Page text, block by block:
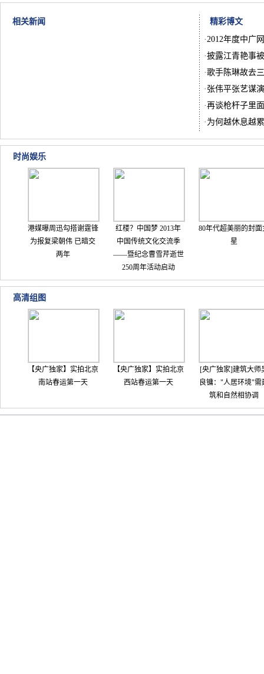
相关新闻
精彩博文
·2012年度中广
·披露江青艳事
·歌手陈琳故去
· 张伟平张艺谋
·再谈枪杆子里
· 为何越休息越
时尚娱乐
港媒曝周迅勾搭谢霆锋
为报复梁朝伟 已暗交
两年
红楼？中国梦 2013年
中国传统文化交流季
——暨纪念曹雪芹逝世
250周年活动启动
80年代超美丽的封面
星
高清组图
【央广独家】实拍北京
南站春运第一天
【央广独家】实拍北京
西站春运第一天
[央广独家]建筑大师
良镛："人居环境"需
筑和自然相协调